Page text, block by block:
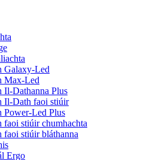
Galaxy-Led
Max-Led
Il-Dathanna Plus
Il-Dath faoi stiúir
Power-Led Plus
faoi stiúir chumhachta
faoi stiúir bláthanna
Ergo